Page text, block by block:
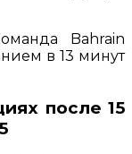
Bahrain
в 13 минут
после 15